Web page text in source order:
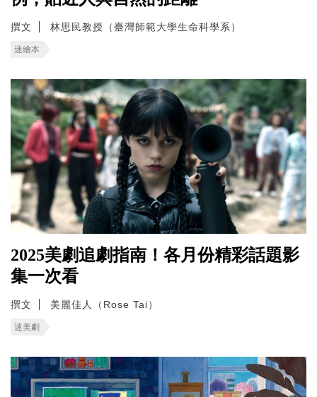
撰文 林思民教授（臺灣師範大學生命科學系）
迷繪本
2025美劇追劇指南！各月份精彩話題影
集一次看
撰文 美麗佳人（Rose Tai）
迷美劇